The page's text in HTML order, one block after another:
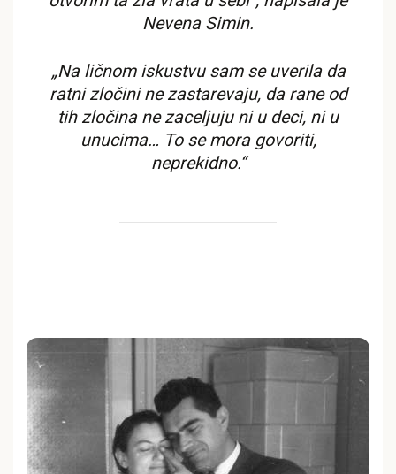
Nevena Simin.
„Na ličnom iskustvu sam se uverila da
ratni zločini ne zastarevaju, da rane od
tih zločina ne zaceljuju ni u deci, ni u
unucima… To se mora govoriti,
neprekidno.“